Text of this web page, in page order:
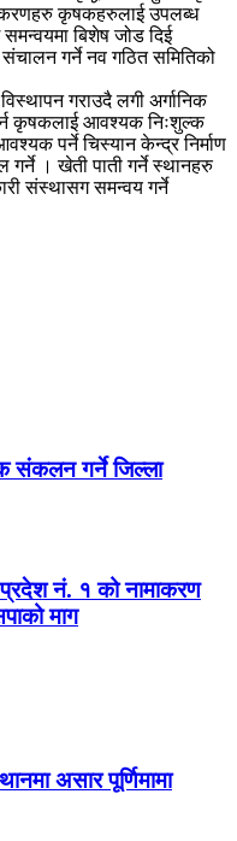
कृषकहरुलाई उपलब्ध
बिशेष जोड दिई
गर्ने नव गठित समितिको
गराउदै लगी अर्गानिक
कृषकलाई आवश्यक निःशुल्क
पर्ने चिस्यान केन्द्र निर्माण
गर्ने । खेती पाती गर्ने स्थानहरु
संस्थासग समन्वय गर्ने
संकलन गर्ने जिल्ला
प्रदेश नं. १ को नामाकरण
माग
असार पूर्णिमामा